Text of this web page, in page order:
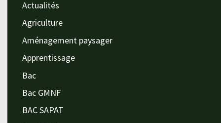
Actualités
Agriculture
Aménagement paysager
Apprentissage
Bac
Bac GMNF
BAC SAPAT